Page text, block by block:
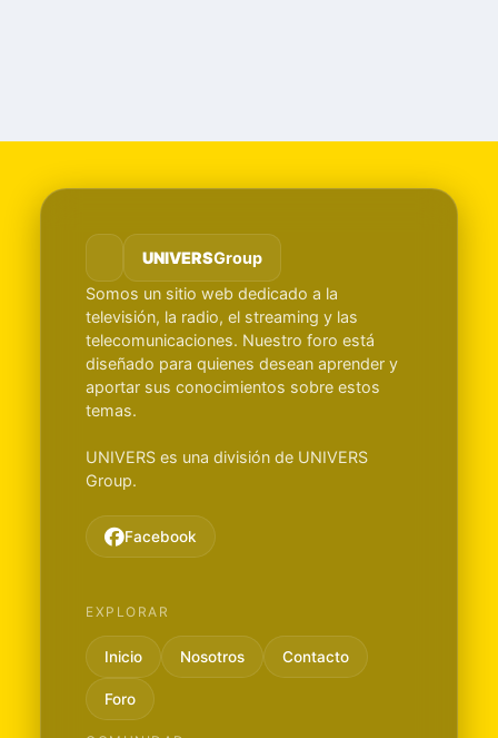
UNIVERSGroup
Somos un sitio web dedicado a la
televisión, la radio, el streaming y las
telecomunicaciones. Nuestro foro está
diseñado para quienes desean aprender y
aportar sus conocimientos sobre estos
temas.
UNIVERS es una división de UNIVERS
Group.
Facebook
EXPLORAR
Inicio Nosotros Contacto
Foro